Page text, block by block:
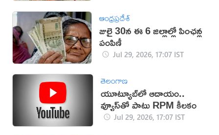
ఆంధ్రప్రదేశ్
జులై 30న ఈ 6 జిల్లాల్లో పింఛన్ల
పంపిణీ
Jul 29, 2026, 17:07 IST
తెలంగాణ
యూట్యూబ్‌లో ఆదాయం..
వ్యూస్‌తో పాటు RPM కీలకం
Jul 29, 2026, 17:07 IST